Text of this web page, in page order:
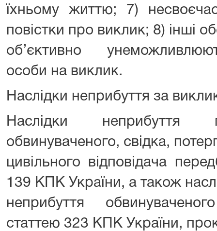
їхньому життю; 7)
повістки про виклик; 8) інші
об’єктивно
особи на виклик.
Наслідки неприбуття за
Наслідки неприбуття
обвинуваченого, свідка,
цивільного відповідача
139 КПК України, а також
неприбуття
статтею 323 КПК України,